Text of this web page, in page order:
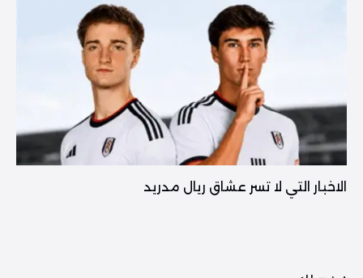
الاخبار التي لا تسر عشاق ريال مدريد